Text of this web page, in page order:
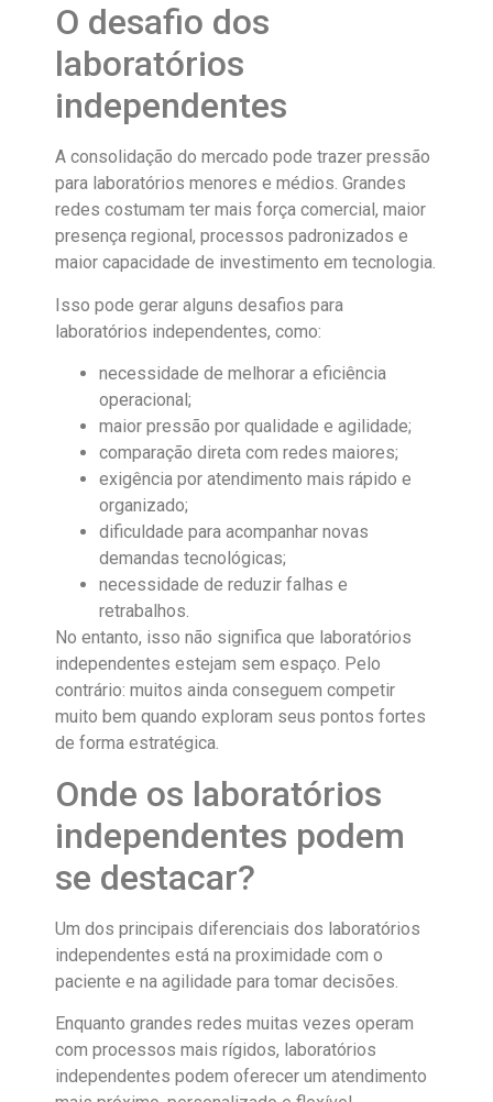
O desafio dos
laboratórios
independentes
A consolidação do mercado pode trazer pressão
para laboratórios menores e médios. Grandes
redes costumam ter mais força comercial, maior
presença regional, processos padronizados e
maior capacidade de investimento em tecnologia.
Isso pode gerar alguns desafios para
laboratórios independentes, como:
necessidade de melhorar a eficiência
operacional;
maior pressão por qualidade e agilidade;
comparação direta com redes maiores;
exigência por atendimento mais rápido e
organizado;
dificuldade para acompanhar novas
demandas tecnológicas;
necessidade de reduzir falhas e
retrabalhos.
No entanto, isso não significa que laboratórios
independentes estejam sem espaço. Pelo
contrário: muitos ainda conseguem competir
muito bem quando exploram seus pontos fortes
de forma estratégica.
Onde os laboratórios
independentes podem
se destacar?
Um dos principais diferenciais dos laboratórios
independentes está na proximidade com o
paciente e na agilidade para tomar decisões.
Enquanto grandes redes muitas vezes operam
com processos mais rígidos, laboratórios
independentes podem oferecer um atendimento